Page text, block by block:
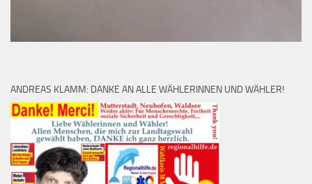
ANDREAS KLAMM: DANKE AN ALLE WÄHLERINNEN UND WÄHLER!